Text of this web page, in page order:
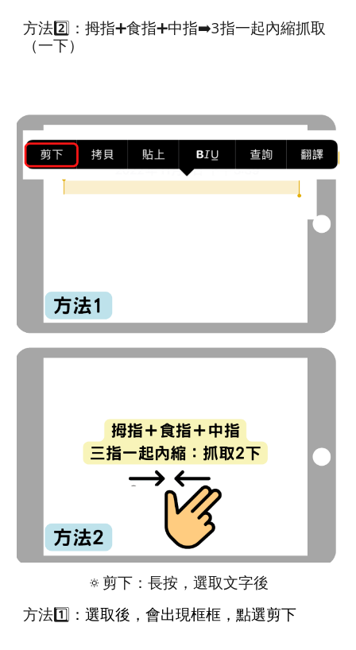
方法2️⃣：拇指➕食指➕中指➡️3指一起內縮抓取
（一下）
🔅 剪下：長按，選取文字後
方法1️⃣ ：選取後，會出現框框，點選剪下